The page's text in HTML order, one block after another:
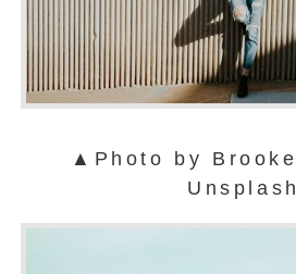
▲Photo by
Unsplash